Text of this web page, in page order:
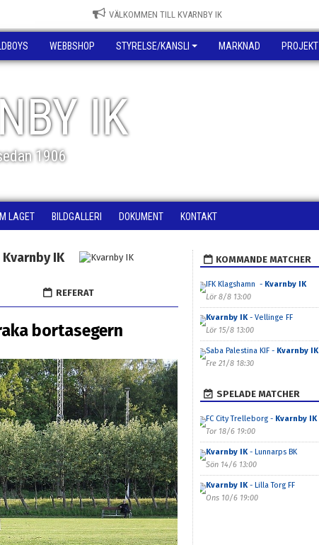
VÄLKOMMEN TILL KVARNBY IK
WEBBSHOP STYRELSE/KANSLI MARKNAD PROJEKT
IK
1906
LAGET BILDGALLERI DOKUMENT KONTAKT
Kvarnby IK
REFERAT
bortasegern
KOMMANDE MATCHER
IFK Klagshamn - Kvarnby IK
Lör 8/8 13:00
Kvarnby IK- Vellinge FF
Lör 15/8 13:00
Saba Palestina KIF - Kvarnby IK
Fre 21/8 18:30
SPELADE MATCHER
FC City Trelleborg - Kvarnby IK
Tor 18/6 19:00
Kvarnby IK- Lunnarps BK
Sön 14/6 13:00
Kvarnby IK- Lilla Torg FF
Ons 10/6 19:00